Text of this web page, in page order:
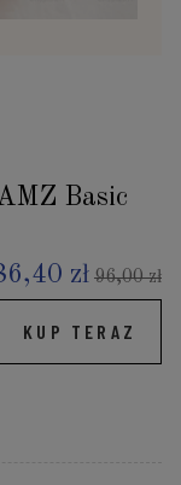
Basic
zł 96,00 zł
KUP TERAZ